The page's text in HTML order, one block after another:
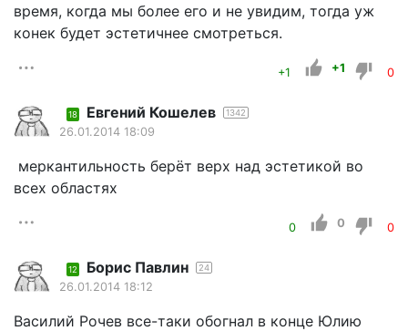
время, когда мы более его и не увидим, тогда уж
конек будет эстетичнее смотреться.
+1 +1 0
18 Евгений Кошелев 1342
26.01.2014 18:09
меркантильность берёт верх над эстетикой во
всех областях
0 0 0
12 Борис Павлин 24
26.01.2014 18:12
Василий Рочев все-таки обогнал в конце Юлию